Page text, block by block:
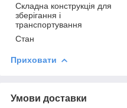
Складна конструкція для
зберігання і
транспортування
Стан
Приховати
Умови доставки